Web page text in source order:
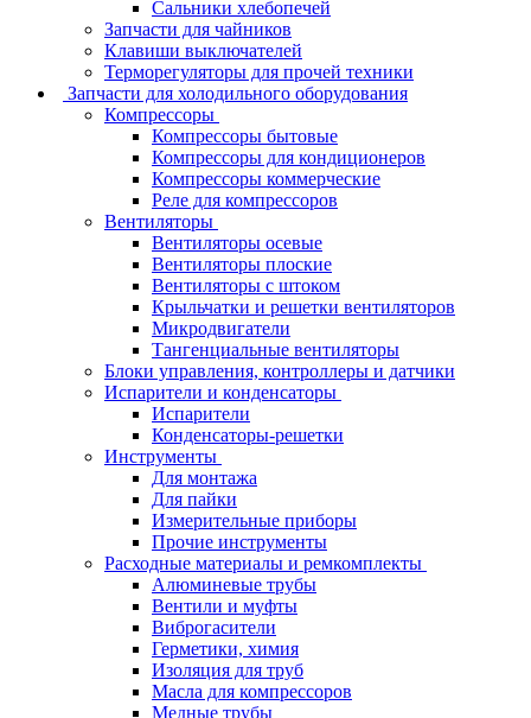
Сальники хлебопечей
Запчасти для чайников
Клавиши выключателей
Терморегуляторы для прочей техники
Запчасти для холодильного оборудования
Компрессоры
Компрессоры бытовые
Компрессоры для кондиционеров
Компрессоры коммерческие
Реле для компрессоров
Вентиляторы
Вентиляторы осевые
Вентиляторы плоские
Вентиляторы с штоком
Крыльчатки и решетки вентиляторов
Микродвигатели
Тангенциальные вентиляторы
Блоки управления, контроллеры и датчики
Испарители и конденсаторы
Испарители
Конденсаторы-решетки
Инструменты
Для монтажа
Для пайки
Измерительные приборы
Прочие инструменты
Расходные материалы и ремкомплекты
Алюминевые трубы
Вентили и муфты
Виброгасители
Герметики, химия
Изоляция для труб
Масла для компрессоров
Медные трубы